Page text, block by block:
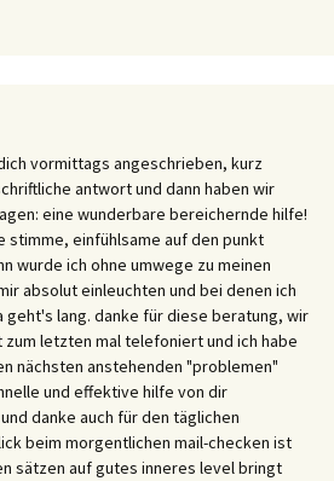
vormittags angeschrieben, kurz
antwort und dann haben wir
eine wunderbare bereichernde hilfe!
stimme, einfühlsame auf den punkt
wurde ich ohne umwege zu meinen
absolut einleuchten und bei denen ich
geht's lang. danke für diese beratung, wir
letzten mal telefoniert und ich habe
nächsten anstehenden "problemen"
und effektive hilfe von dir
danke auch für den täglichen
beim morgentlichen mail-checken ist
sätzen auf gutes inneres level bringt